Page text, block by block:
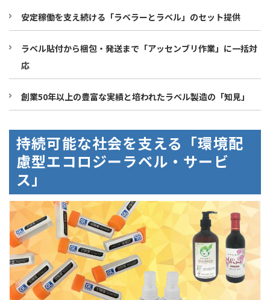
安定稼働を支え続ける「ラベラーとラベル」のセット提供
ラベル貼付から梱包・発送まで「アッセンブリ作業」に一括対
応
創業50年以上の豊富な実績と培われたラベル製造の「知見」
持続可能な社会を支える「環境配
慮型エコロジーラベル・サービ
ス」